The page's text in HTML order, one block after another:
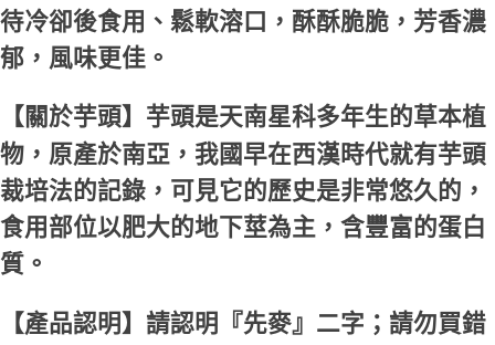
待冷卻後食用、鬆軟溶口，酥酥脆脆，芳香濃
郁，風味更佳。
【關於芋頭】芋頭是天南星科多年生的草本植
物，原產於南亞，我國早在西漢時代就有芋頭
裁培法的記錄，可見它的歷史是非常悠久的，
食用部位以肥大的地下莖為主，含豐富的蛋白
質。
【產品認明】請認明『先麥』二字；請勿買錯